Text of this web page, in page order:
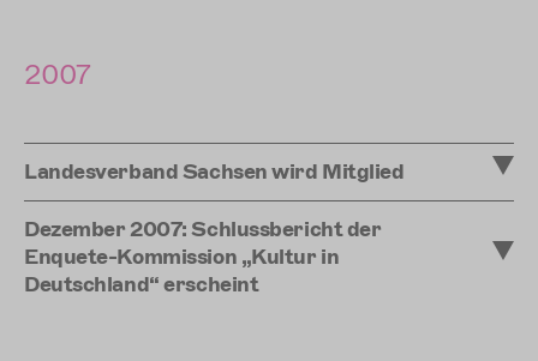
2007
Landesverband Sachsen wird Mitglied
Dezember 2007: Schlussbericht der
Enquete-Kommission „Kultur in
Deutschland“ erscheint